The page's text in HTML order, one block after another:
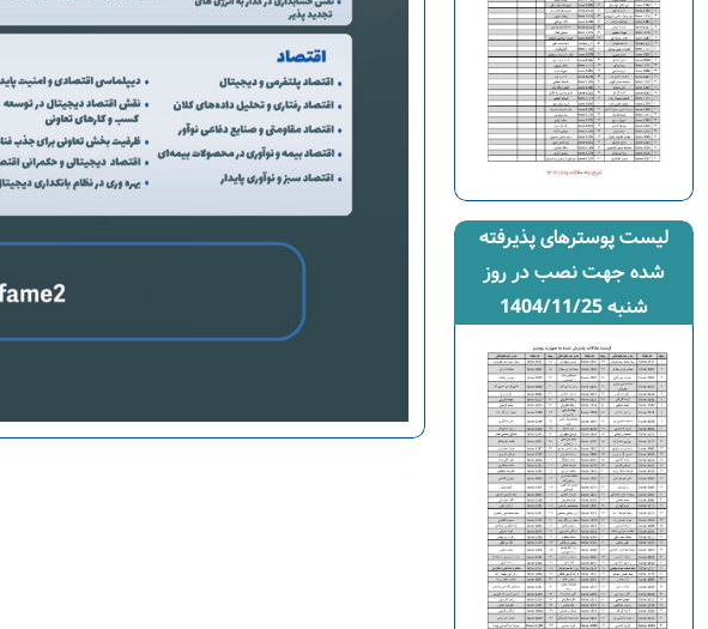
لیست پوسترهای پذیرفته
شده جهت نصب در روز
شنبه 1404/11/25
دبیرکمیته اجرایی
دکتر ماشاالله ولیخانی